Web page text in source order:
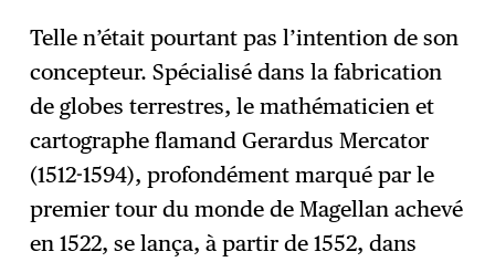
Telle n’était pourtant pas l’intention de son
concepteur. Spécialisé dans la fabrication
de globes terrestres, le mathématicien et
cartographe flamand Gerardus Mercator
(1512-1594), profondément marqué par le
premier tour du monde de Magellan achevé
en 1522, se lança, à partir de 1552, dans